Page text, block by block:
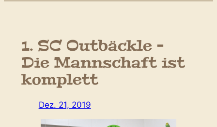
1. SC Outbäckle –
Die Mannschaft ist
komplett
Dez. 21, 2019